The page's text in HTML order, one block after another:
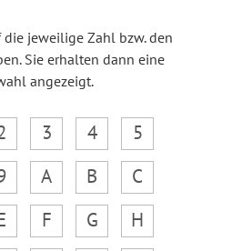
jeweilige Zahl bzw. den
Sie erhalten dann eine
angezeigt.
3 4
5
A B
C
F G
H